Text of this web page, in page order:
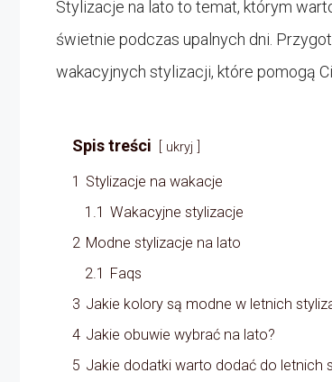
Stylizacje na lato to temat, którym
świetnie podczas upalnych dni.
wakacyjnych stylizacji, które pomogą
Spis treści ukryj
1 Stylizacje na wakacje
1.1 Wakacyjne stylizacje
2 Modne stylizacje na lato
2.1
Faqs
3 Jakie kolory są modne w letnich
4 Jakie obuwie wybrać na lato?
5 Jakie dodatki warto dodać do letnich